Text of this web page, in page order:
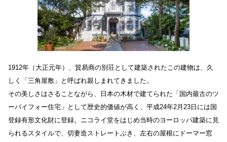
1912年（大正元年）、貿易商の別荘として建築されたこの建物は、久
しく「三角屋敷」と呼ばれ親しまれてきました。
その美しさはさることながら、日本の木材で建てられた「国内最古のツ
ーバイフォー住宅」として歴史的価値が高く、平成24年2月23日には国
登録有形文化財に登録。ニコライ堂をはじめ当時のヨーロッパ建築に見
られるスタイルで、切妻造ストレートぶき、左右の屋根にドーマー窓